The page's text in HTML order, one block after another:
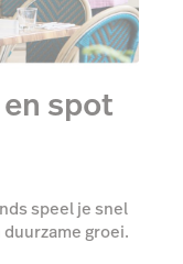
spot
speel je snel
groei.